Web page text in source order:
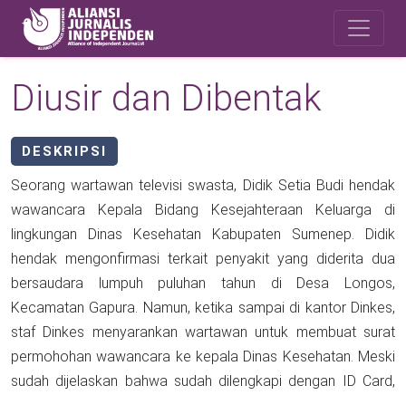
Skip to main content
Diusir dan Dibentak
DESKRIPSI
Seorang wartawan televisi swasta, Didik Setia Budi hendak
wawancara Kepala Bidang Kesejahteraan Keluarga di
lingkungan Dinas Kesehatan Kabupaten Sumenep. Didik
hendak mengonfirmasi terkait penyakit yang diderita dua
bersaudara lumpuh puluhan tahun di Desa Longos,
Kecamatan Gapura. Namun, ketika sampai di kantor Dinkes,
staf Dinkes menyarankan wartawan untuk membuat surat
permohohan wawancara ke kepala Dinas Kesehatan. Meski
sudah dijelaskan bahwa sudah dilengkapi dengan ID Card,